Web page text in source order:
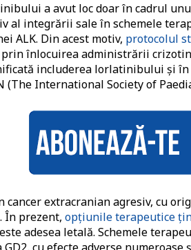
a avut loc doar în cadrul
al integrării sale în schemele
ALK. Din acest motiv, protocolul
prin înlocuirea administrării
includerea lorlatinibului şi
(The International Society of
cancer extracranian agresiv, cu
În prezent, opțiunile terapeutice
adesea letală. Schemele